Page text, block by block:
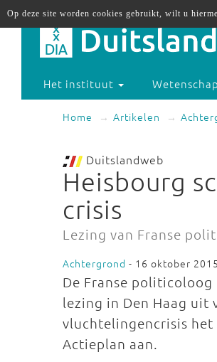
Het instituut Wetenschap
Home Artikelen
Duitslandweb
Heisbourg
crisis
Lezing van Franse
Achtergrond - 16 oktober
De Franse
lezing in Den Haag uit
vluchtelingencrisis het
Actieplan aan.
Op deze site worden cookies gebruikt, wilt u